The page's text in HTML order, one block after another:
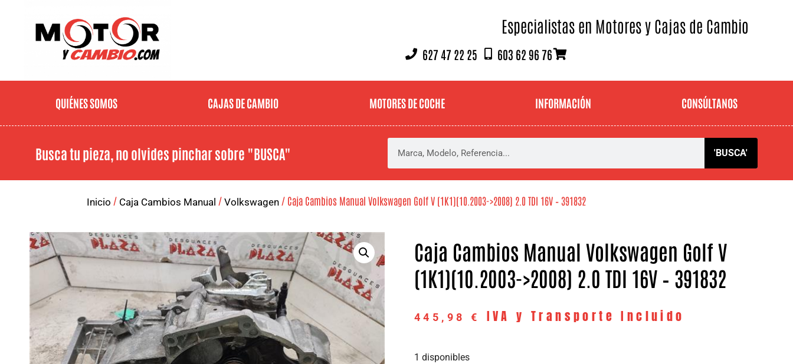
Especialistas en Motores y Cajas de Cambio
627 47 22 25 603 62 96 76
QUIÉNES SOMOS CAJAS DE CAMBIO MOTORES DE COCHE INFORMACIÓN CONSÚLTANOS
Busca tu pieza, no olvides pinchar sobre "BUSCA" 'BUSCA'
Inicio / Caja Cambios Manual / Volkswagen / Caja Cambios Manual Volkswagen Golf V (1K1)(10.2003->2008) 2.0 TDI 16V – 391832
Caja Cambios Manual Volkswagen Golf V
(1K1)(10.2003->2008) 2.0 TDI 16V – 391832
445,98 € IVA y Transporte Incluido
1 disponibles